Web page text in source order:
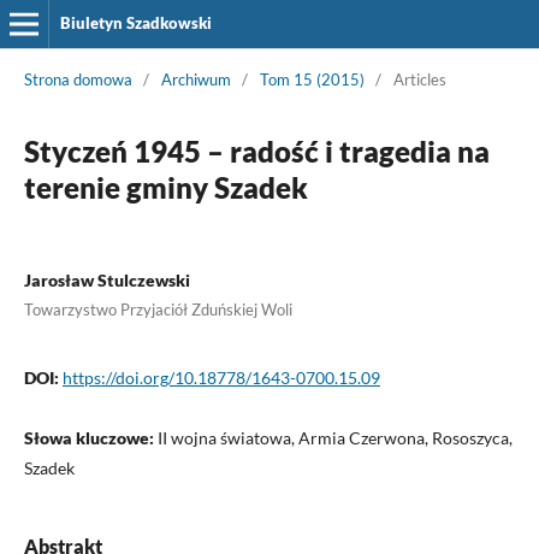
Biuletyn Szadkowski
Strona domowa / Archiwum / Tom 15 (2015) / Articles
Styczeń 1945 – radość i tragedia na
terenie gminy Szadek
Jarosław Stulczewski
Towarzystwo Przyjaciół Zduńskiej Woli
DOI: https://doi.org/10.18778/1643-0700.15.09
Słowa kluczowe: II wojna światowa, Armia Czerwona, Rososzyca,
Szadek
Abstrakt